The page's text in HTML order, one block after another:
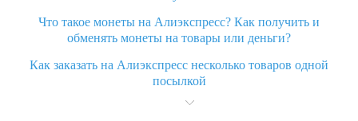
Что такое монеты на Алиэкспресс? Как получить и
обменять монеты на товары или деньги?
Как заказать на Алиэкспресс несколько товаров одной
посылкой
Что значит статус «Заказ закрыт» на Алиэкспресс и что